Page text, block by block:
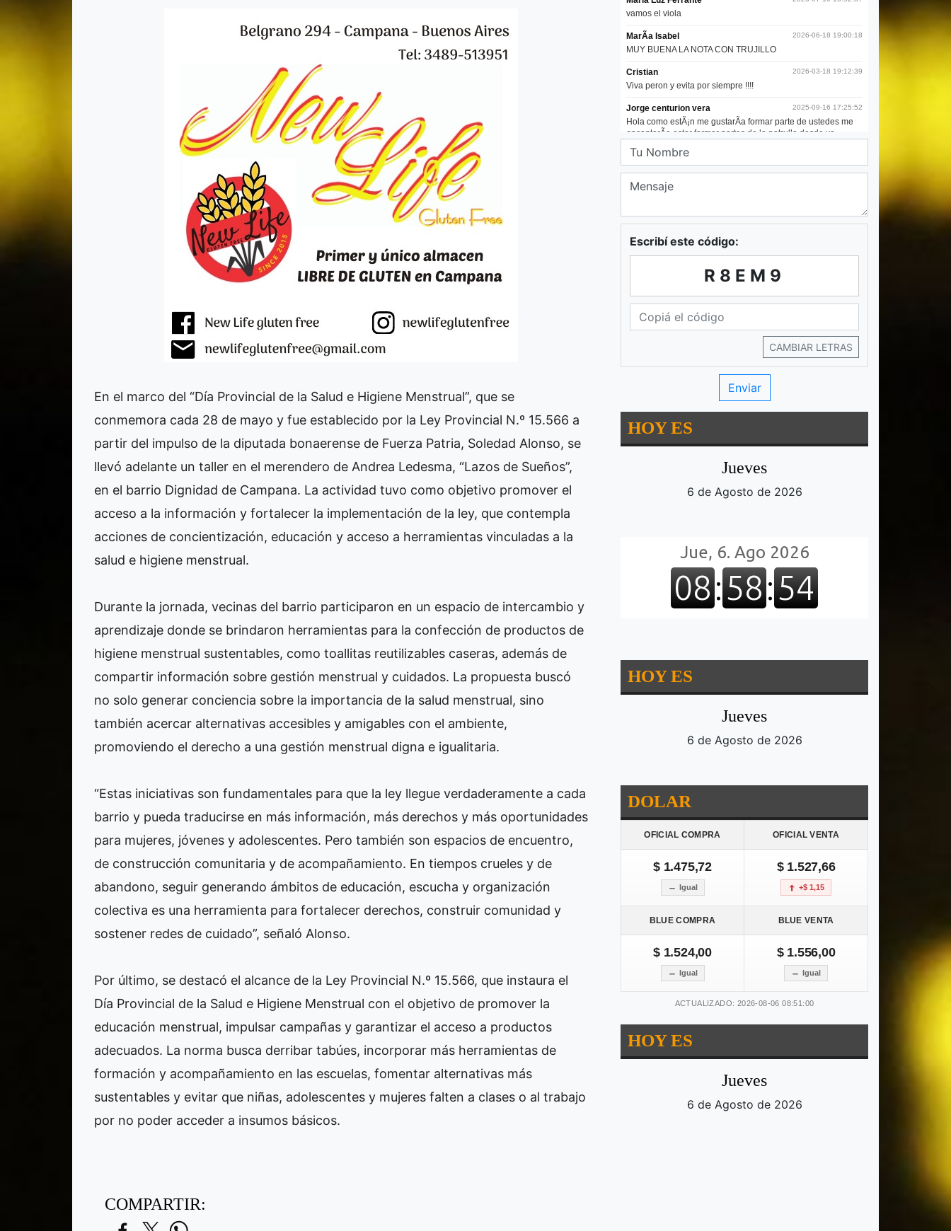
En el marco del “Día Provincial de la Salud e Higiene Menstrual”, que se
conmemora cada 28 de mayo y fue establecido por la Ley Provincial N.º 15.566 a
partir del impulso de la diputada bonaerense de Fuerza Patria, Soledad Alonso, se
llevó adelante un taller en el merendero de Andrea Ledesma, “Lazos de Sueños”,
en el barrio Dignidad de Campana. La actividad tuvo como objetivo promover el
acceso a la información y fortalecer la implementación de la ley, que contempla
acciones de concientización, educación y acceso a herramientas vinculadas a la
salud e higiene menstrual.
Durante la jornada, vecinas del barrio participaron en un espacio de intercambio y
aprendizaje donde se brindaron herramientas para la confección de productos de
higiene menstrual sustentables, como toallitas reutilizables caseras, además de
compartir información sobre gestión menstrual y cuidados. La propuesta buscó
no solo generar conciencia sobre la importancia de la salud menstrual, sino
también acercar alternativas accesibles y amigables con el ambiente,
promoviendo el derecho a una gestión menstrual digna e igualitaria.
“Estas iniciativas son fundamentales para que la ley llegue verdaderamente a cada
barrio y pueda traducirse en más información, más derechos y más oportunidades
para mujeres, jóvenes y adolescentes. Pero también son espacios de encuentro,
de construcción comunitaria y de acompañamiento. En tiempos crueles y de
abandono, seguir generando ámbitos de educación, escucha y organización
colectiva es una herramienta para fortalecer derechos, construir comunidad y
sostener redes de cuidado”, señaló Alonso.
Por último, se destacó el alcance de la Ley Provincial N.º 15.566, que instaura el
Día Provincial de la Salud e Higiene Menstrual con el objetivo de promover la
educación menstrual, impulsar campañas y garantizar el acceso a productos
adecuados. La norma busca derribar tabúes, incorporar más herramientas de
formación y acompañamiento en las escuelas, fomentar alternativas más
sustentables y evitar que niñas, adolescentes y mujeres falten a clases o al trabajo
por no poder acceder a insumos básicos.
COMPARTIR:
Escribí este código:
R8EM9
CAMBIAR LETRAS
HOY ES
Jueves
6 de Agosto de 2026
HOY ES
Jueves
6 de Agosto de 2026
DOLAR
OFICIAL COMPRA OFICIAL VENTA
$ 1.475,72
Igual
$ 1.527,66
+$ 1,15
BLUE COMPRA BLUE VENTA
$ 1.524,00
Igual
$ 1.556,00
Igual
ACTUALIZADO: 2026-08-06 08:51:00
HOY ES
Jueves
6 de Agosto de 2026